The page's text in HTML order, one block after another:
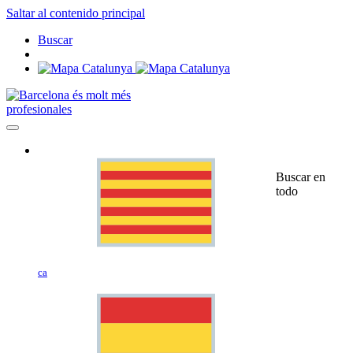
Saltar al contenido principal
Buscar
profesionales
ca
Buscar en
todo